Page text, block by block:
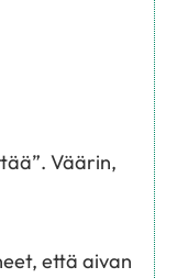
Väärin,
että aivan